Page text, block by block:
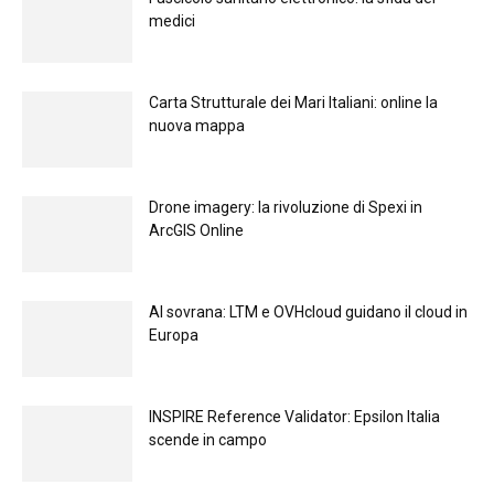
medici
Carta Strutturale dei Mari Italiani: online la
nuova mappa
Drone imagery: la rivoluzione di Spexi in
ArcGIS Online
Al sovrana: LTM е OVHcloud guidano il cloud in
Europа
INSPIRE Reference Validator: Epsilon Italia
scende in campo